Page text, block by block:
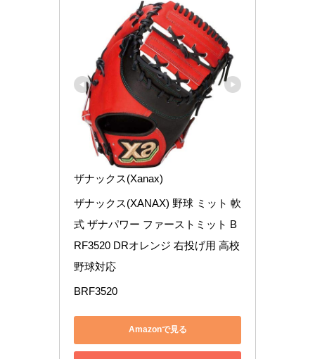
ザナックス(Xanax)
ザナックス(XANAX) 野球 ミット 軟
式 ザナパワー ファーストミット B
RF3520 DRオレンジ 右投げ用 高校
野球対応
BRF3520
Amazonで見る